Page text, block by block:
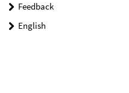
Feedback
English